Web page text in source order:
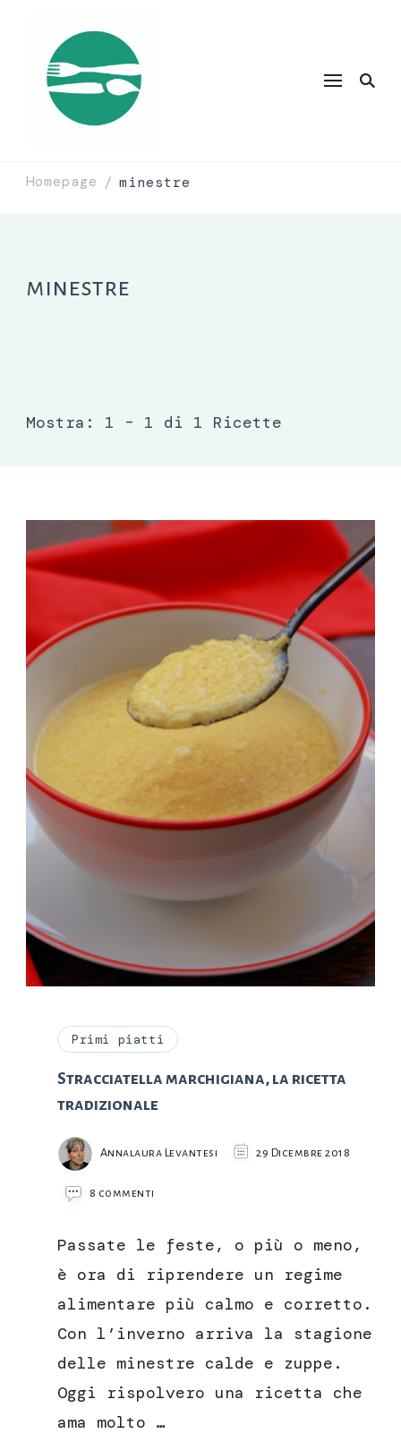
Homepage / minestre
minestre
Mostra: 1 – 1 di 1 Ricette
Primi piatti
Stracciatella marchigiana, la ricetta
tradizionale
Annalaura Levantesi 29 Dicembre 2018
8 commenti
la
ricetta
tradizionale
Passate le feste, o più o meno,
è ora di riprendere un regime
alimentare più calmo e corretto.
Con l’inverno arriva la stagione
delle minestre calde e zuppe.
Oggi rispolvero una ricetta che
ama molto …